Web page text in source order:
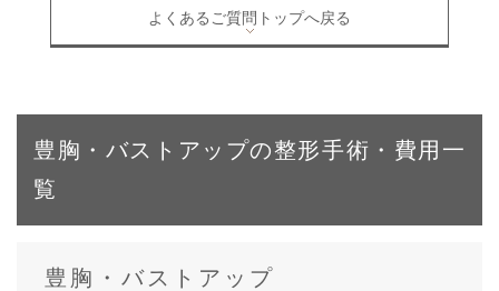
よくあるご質問トップへ戻る
豊胸・バストアップの整形手術・費用一
覧
豊胸・バストアップ